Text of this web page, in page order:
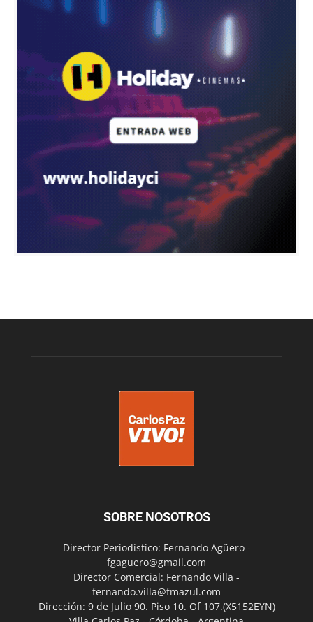
SOBRE NOSOTROS
Director Periodístico: Fernando Agüero -
fgaguero@gmail.com
Director Comercial: Fernando Villa -
fernando.villa@fmazul.com
Dirección: 9 de Julio 90. Piso 10. Of 107.(X5152EYN)